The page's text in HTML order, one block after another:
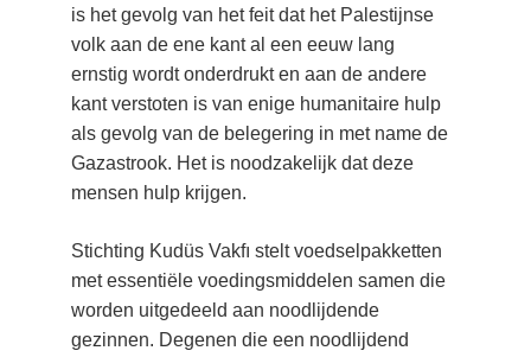
is het gevolg van het feit dat het Palestijnse
volk aan de ene kant al een eeuw lang
ernstig wordt onderdrukt en aan de andere
kant verstoten is van enige humanitaire hulp
als gevolg van de belegering in met name de
Gazastrook. Het is noodzakelijk dat deze
mensen hulp krijgen.
Stichting Kudüs Vakfı stelt voedselpakketten
met essentiële voedingsmiddelen samen die
worden uitgedeeld aan noodlijdende
gezinnen. Degenen die een noodlijdend